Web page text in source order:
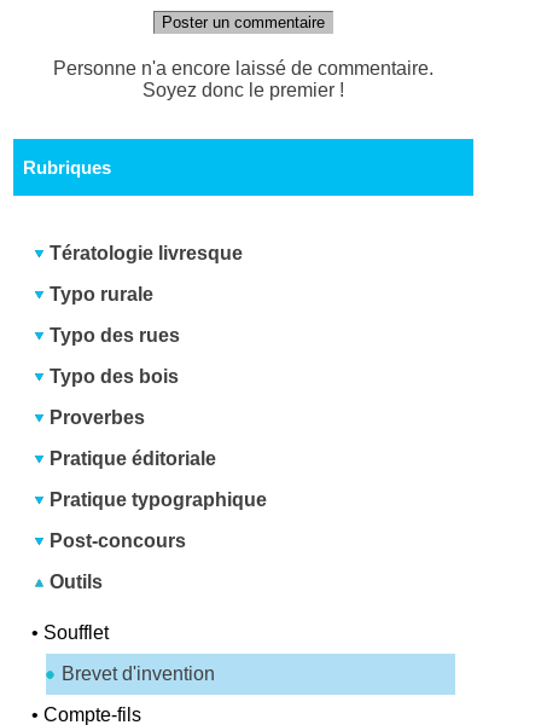
Poster un commentaire
Personne n'a encore laissé de commentaire.
Soyez donc le premier !
Rubriques
Tératologie livresque
Typo rurale
Typo des rues
Typo des bois
Proverbes
Pratique éditoriale
Pratique typographique
Post-concours
Outils
• Soufflet
Brevet d'invention
•Compte-fils